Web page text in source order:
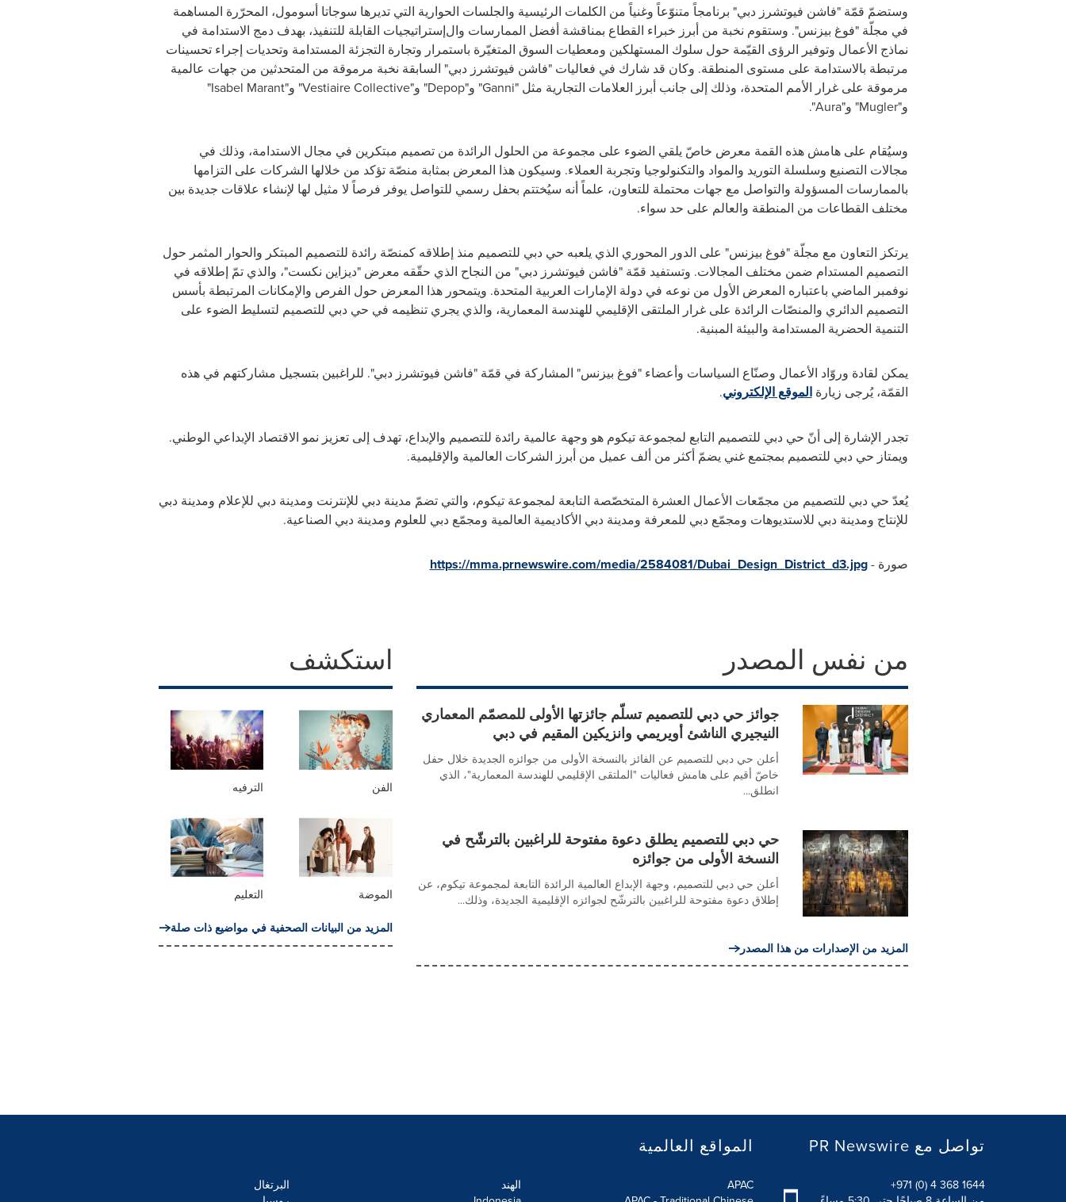
وستضمّ قمّة "فاشن فيوتشرز دبي" برنامجاً متنوّعاً وغنياً من الكلمات الرئيسية والجلسات الحوارية التي تديرها سوجاتا أسومول، المحرّرة المساهمة
في مجلّة "فوغ بيزنس". وستقوم نخبة من أبرز خبراء القطاع بمناقشة أفضل الممارسات والإستراتيجيات القابلة للتنفيذ، بهدف دمج الاستدامة في
نماذج الأعمال وتوفير الرؤى القيّمة حول سلوك المستهلكين ومعطيات السوق المتغيّرة باستمرار وتجارة التجزئة المستدامة وتحديات إجراء تحسينات
مرتبطة بالاستدامة على مستوى المنطقة. وكان قد شارك في فعاليات "فاشن فيوتشرز دبي" السابقة نخبة مرموقة من المتحدثين من جهات عالمية
مرموقة على غرار الأمم المتحدة، وذلك إلى جانب أبرز العلامات التجارية مثل "Ganni" و"Depop" و"Vestiaire Collective" و"Isabel Marant
"
و"Mugler" و"Aura
".
وسيُقام على هامش هذه القمة معرض خاصّ يلقي الضوء على مجموعة من الحلول الرائدة من تصميم مبتكرين في مجال الاستدامة، وذلك في
مجالات التصنيع وسلسلة التوريد والمواد والتكنولوجيا وتجربة العملاء. وسيكون هذا المعرض بمثابة منصّة تؤكد من خلالها الشركات على التزامها
بالممارسات المسؤولة والتواصل مع جهات محتملة للتعاون، علماً أنه سيُختتم بحفل رسمي للتواصل يوفر فرصاً لا مثيل لها لإنشاء علاقات جديدة بين
مختلف القطاعات من المنطقة والعالم على حد سواء.
يرتكز التعاون مع مجلّة "فوغ بيزنس" على الدور المحوري الذي يلعبه حي دبي للتصميم منذ إطلاقه كمنصّة رائدة للتصميم المبتكر والحوار المثمر حول
التصميم المستدام ضمن مختلف المجالات. وتستفيد قمّة "فاشن فيوتشرز دبي" من النجاح الذي حقّقه معرض "ديزاين نكست"، والذي تمّ إطلاقه في
نوفمبر الماضي باعتباره المعرض الأول من نوعه في دولة الإمارات العربية المتحدة. ويتمحور هذا المعرض حول الفرص والإمكانات المرتبطة بأسس
التصميم الدائري والمنصّات الرائدة على غرار الملتقى الإقليمي للهندسة المعمارية، والذي يجري تنظيمه في حي دبي للتصميم لتسليط الضوء على
التنمية الحضرية المستدامة والبيئة المبنية.
يمكن لقادة وروّاد الأعمال وصنّاع السياسات وأعضاء "فوغ بيزنس" المشاركة في قمّة "فاشن فيوتشرز دبي". للراغبين بتسجيل مشاركتهم في هذه
القمّة، يُرجى زيارةالموقع الإلكتروني.
تجدر الإشارة إلى أنّ حي دبي للتصميم التابع لمجموعة تيكوم هو وجهة عالمية رائدة للتصميم والإبداع، تهدف إلى تعزيز نمو الاقتصاد الإبداعي الوطني.
ويمتاز حي دبي للتصميم بمجتمع غني يضمّ أكثر من ألف عميل من أبرز الشركات العالمية والإقليمية.
يُعدّ حي دبي للتصميم من مجمّعات الأعمال العشرة المتخصّصة التابعة لمجموعة تيكوم، والتي تضمّ مدينة دبي للإنترنت ومدينة دبي للإعلام ومدينة دبي
للإنتاج ومدينة دبي للاستديوهات ومجمّع دبي للمعرفة ومدينة دبي الأكاديمية العالمية ومجمّع دبي للعلوم ومدينة دبي الصناعية.
صورة -https://mma.prnewswire.com/media/2584081/Dubai_Design_District_d3.jpg
من نفس المصدر
جوائز حي دبي للتصميم تسلّم جائزتها الأولى للمصمّم المعماري
النيجيري الناشئ أويريمي وانزيكين المقيم في دبي
أعلن حي دبي للتصميم عن الفائز بالنسخة الأولى من جوائزه الجديدة خلال حفل
خاصّ أقيم على هامش فعاليات "الملتقى الإقليمي للهندسة المعمارية"، الذي
انطلق...
حي دبي للتصميم يطلق دعوة مفتوحة للراغبين بالترشّح في
النسخة الأولى من جوائزه
أعلن حي دبي للتصميم، وجهة الإبداع العالمية الرائدة التابعة لمجموعة تيكوم، عن
إطلاق دعوة مفتوحة للراغبين بالترشّح لجوائزه الإقليمية الجديدة، وذلك...
المزيد من الإصدارات من هذا المصدر
استكشف
الفن الترفيه
الموضة التعليم
المزيد من البيانات الصحفية في مواضيع ذات صلة
PR Newswire تواصل مع
+971 (0) 4 368 1644
المواقع العالمية
APAC
الهند
البرتغال